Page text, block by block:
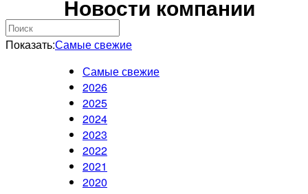
Новости компании
Показать:Самые свежие
Самые свежие
2026
2025
2024
2023
2022
2021
2020